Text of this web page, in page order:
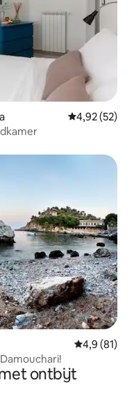
Gemiddelde
4,92 (52)
4,9 (81)
ontbijt